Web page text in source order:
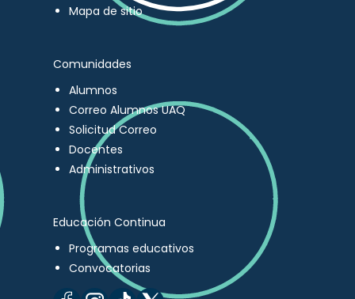
Mapa de sitio
Comunidades
Alumnos
Correo Alumnos UAQ
Solicitud Correo
Docentes
Administrativos
Educación Continua
Programas educativos
Convocatorias